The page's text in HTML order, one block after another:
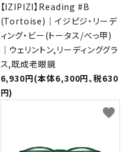
【IZIPIZI】Reading #B
(Tortoise)｜イジピジ・リーデ
ィング・ビー(トータス/べっ甲)
｜ウェリントン,リーディンググラ
ス,既成老眼鏡
6,930円(本体6,300円、税630
円)
favorite